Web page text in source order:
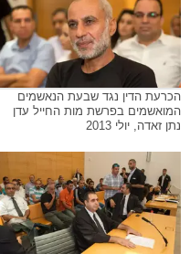
הכרעת הדין נגד שבעת הנאשמים
המואשמים בפרשת מות החייל עדן
נתן זאדה, יולי 2013